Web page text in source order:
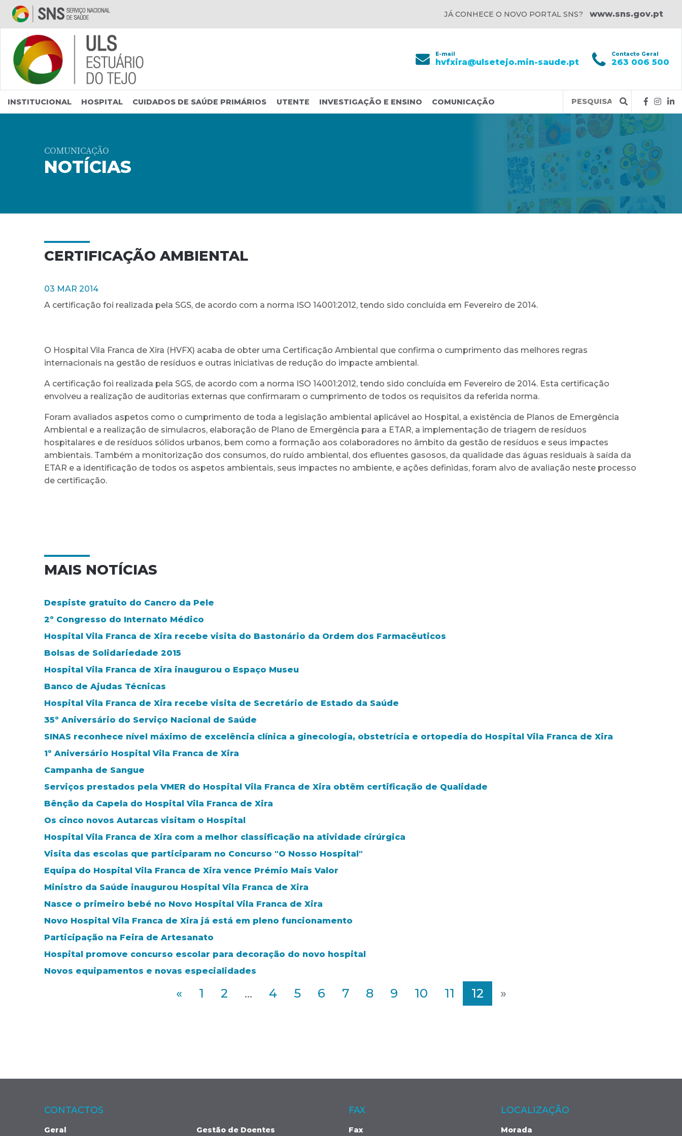
Saltar para conteúdo principal
JÁ CONHECE O NOVO PORTAL SNS? www.sns.gov.pt
E-mail
hvfxira@ulsetejo.min-saude.pt
Contacto Geral
263 006 500
INSTITUCIONAL HOSPITAL CUIDADOS DE SAÚDE PRIMÁRIOS UTENTE INVESTIGAÇÃO E ENSINO COMUNICAÇÃO
Query
COMUNICAÇÃO
NOTÍCIAS
CERTIFICAÇÃO AMBIENTAL
03 MAR 2014
A certificação foi realizada pela SGS, de acordo com a norma ISO 14001:2012, tendo sido concluída em Fevereiro de 2014.
O Hospital Vila Franca de Xira (HVFX) acaba de obter uma Certificação Ambiental que confirma o cumprimento das melhores regras
internacionais na gestão de resíduos e outras iniciativas de redução do impacte ambiental.
A certificação foi realizada pela SGS, de acordo com a norma ISO 14001:2012, tendo sido concluída em Fevereiro de 2014. Esta certificação
envolveu a realização de auditorias externas que confirmaram o cumprimento de todos os requisitos da referida norma.
Foram avaliados aspetos como o cumprimento de toda a legislação ambiental aplicável ao Hospital, a existência de Planos de Emergência
Ambiental e a realização de simulacros, elaboração de Plano de Emergência para a ETAR, a implementação de triagem de resíduos
hospitalares e de resíduos sólidos urbanos, bem como a formação aos colaboradores no âmbito da gestão de resíduos e seus impactes
ambientais. Também a monitorização dos consumos, do ruído ambiental, dos efluentes gasosos, da qualidade das águas residuais à saída da
ETAR e a identificação de todos os aspetos ambientais, seus impactes no ambiente, e ações definidas, foram alvo de avaliação neste processo
de certificação.
MAIS NOTÍCIAS
Despiste gratuito do Cancro da Pele
2º Congresso do Internato Médico
Hospital Vila Franca de Xira recebe visita do Bastonário da Ordem dos Farmacêuticos
Bolsas de Solidariedade 2015
Hospital Vila Franca de Xira inaugurou o Espaço Museu
Banco de Ajudas Técnicas
Hospital Vila Franca de Xira recebe visita de Secretário de Estado da Saúde
35º Aniversário do Serviço Nacional de Saúde
SINAS reconhece nível máximo de excelência clínica a ginecologia, obstetrícia e ortopedia do Hospital Vila Franca de Xira
1º Aniversário Hospital Vila Franca de Xira
Campanha de Sangue
Serviços prestados pela VMER do Hospital Vila Franca de Xira obtêm certificação de Qualidade
Bênção da Capela do Hospital Vila Franca de Xira
Os cinco novos Autarcas visitam o Hospital
Hospital Vila Franca de Xira com a melhor classificação na atividade cirúrgica
Visita das escolas que participaram no Concurso "O Nosso Hospital"
Equipa do Hospital Vila Franca de Xira vence Prémio Mais Valor
Ministro da Saúde inaugurou Hospital Vila Franca de Xira
Nasce o primeiro bebé no Novo Hospital Vila Franca de Xira
Novo Hospital Vila Franca de Xira já está em pleno funcionamento
Participação na Feira de Artesanato
Hospital promove concurso escolar para decoração do novo hospital
Novos equipamentos e novas especialidades
« 1 2 ... 4 5 6 7 8 9 10 11 12 »
CONTACTOS
Geral Gestão de Doentes
FAX
Fax
LOCALIZAÇÃO
Morada